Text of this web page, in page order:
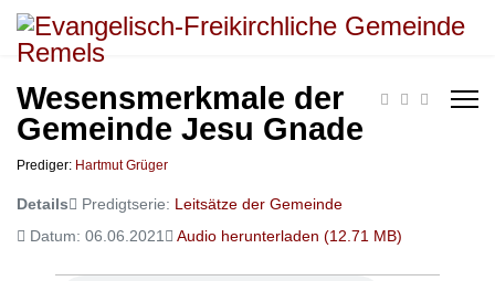
Wesensmerkmale der
Gemeinde Jesu Gnade
Prediger: Hartmut Grüger
Details Predigtserie: Leitsätze der Gemeinde
Datum: 06.06.2021
Audio herunterladen (12.71 MB)